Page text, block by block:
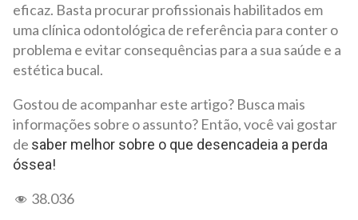
eficaz. Basta procurar profissionais habilitados em
uma clínica odontológica de referência para conter o
problema e evitar consequências para a sua saúde e a
estética bucal.
Gostou de acompanhar este artigo? Busca mais
informações sobre o assunto? Então, você vai gostar
de saber melhor sobre o que desencadeia a perda
óssea!
38.036